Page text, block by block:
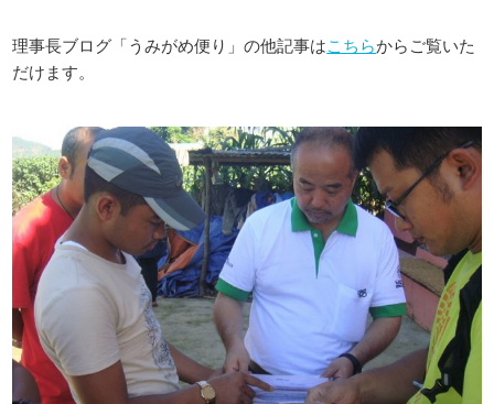
理事長ブログ「うみがめ便り」の他記事はこちらからご覧いた
だけます。